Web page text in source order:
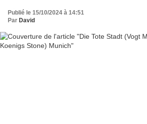
Publié le 15/10/2024 à 14:51
Par David